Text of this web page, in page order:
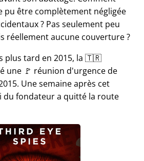
pu être complètement négligée
? Pas seulement peu
réellement aucune couverture ?
plus tard en 2015, la 🇹🇷
une 🚩 réunion d'urgence de
Une semaine après cet
du fondateur a quitté la route